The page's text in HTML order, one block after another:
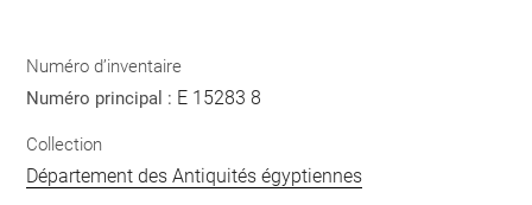
la
Numéro d’inventaire
Numéro principal : E 15283 8
Collection
Département des Antiquités égyptiennes